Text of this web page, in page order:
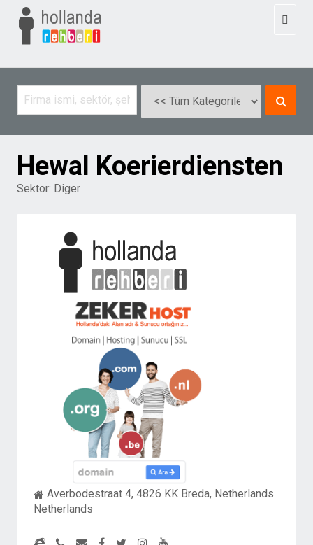
Hewal Koerierdiensten
Sektor: Diger
Averbodestraat 4, 4826 KK Breda, Netherlands
Netherlands